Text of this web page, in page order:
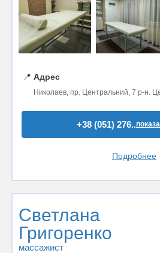
📍 Адрес
Николаев, пр. Центральний, 7 р-н.
+38 (051) 276..
Подробнее
Светлана
Григоренко
массажист